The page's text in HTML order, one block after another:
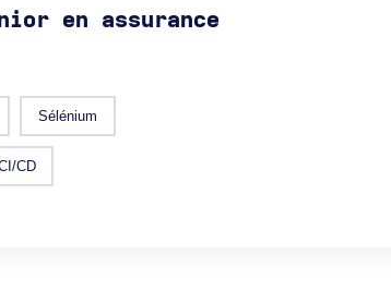
en assurance
Sélénium
CD